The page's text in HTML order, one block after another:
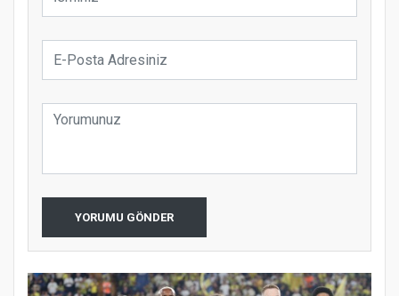
YORUMU GÖNDER